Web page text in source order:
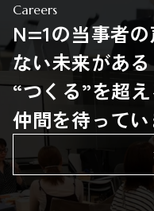
Careers
N=1の当事者
ない未来がある
“つくる”を超
仲間を待って